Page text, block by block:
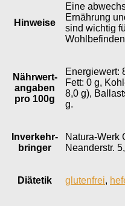
Hinweise
Eine
Ernährung
sind wichtig
Nährwert­
angaben
pro 100g
Energiewert:
Fett: 0 g,
8,0 g),
g.
Inverkehr­
bringer
Natura-Werk
Neanderstr.
Diätetik glutenfrei,